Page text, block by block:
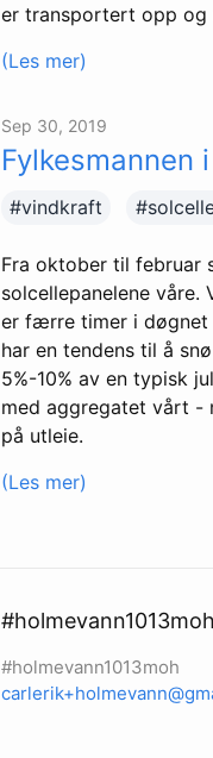
er transportert opp og
(Les mer)
Sep 30, 2019
Fylkesmannen
#vindkraft
Fra oktober til februar
solcellepanelene våre.
er færre timer i døgnet
har en tendens til å
5%-10% av en typisk
med aggregatet vårt -
på utleie.
(Les mer)
#holmevann1013moh
#holmevann1013moh